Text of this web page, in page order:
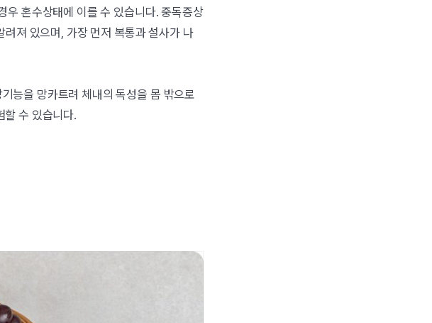
우 혼수상태에 이를 수 있습니다. 중독증상
져 있으며, 가장 먼저 복통과 설사가 나
능을 망카트려 체내의 독성을 몸 밖으로
할 수 있습니다.